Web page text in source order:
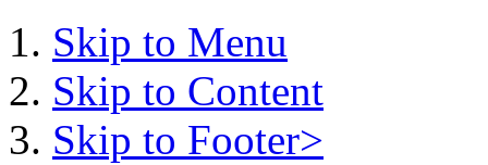
Skip to Menu
Skip to Content
Skip to Footer>